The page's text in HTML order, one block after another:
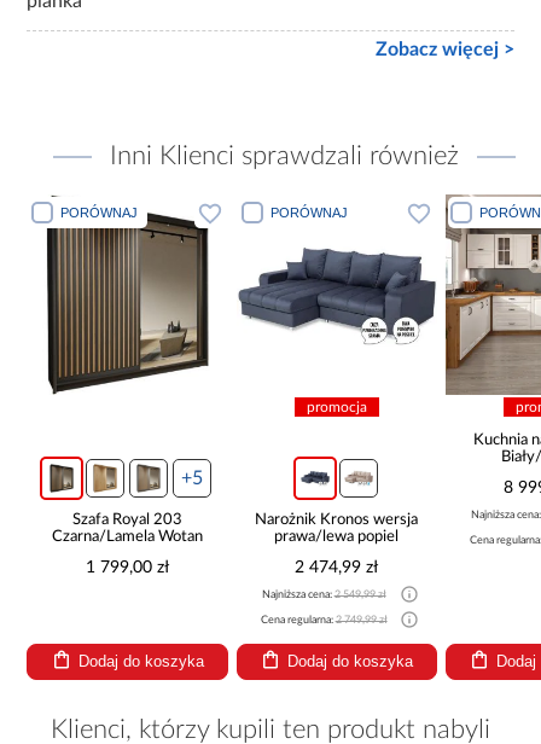
Zobacz więcej >
Inni Klienci sprawdzali również
PORÓWNAJ
+5
Szafa Royal 203
Czarna/Lamela Wotan
1 799,00 zł
Dodaj do koszyka
PORÓWNAJ
promocja
Narożnik Kronos wersja
prawa/lewa popiel
2 474,99 zł
Najniższa cena:2 549,99 zł
Cena regularna:2 749,99 zł
Dodaj do koszyka
Kuchnia
8
Najniższa
Cena
Klienci, którzy kupili ten produkt nabyli